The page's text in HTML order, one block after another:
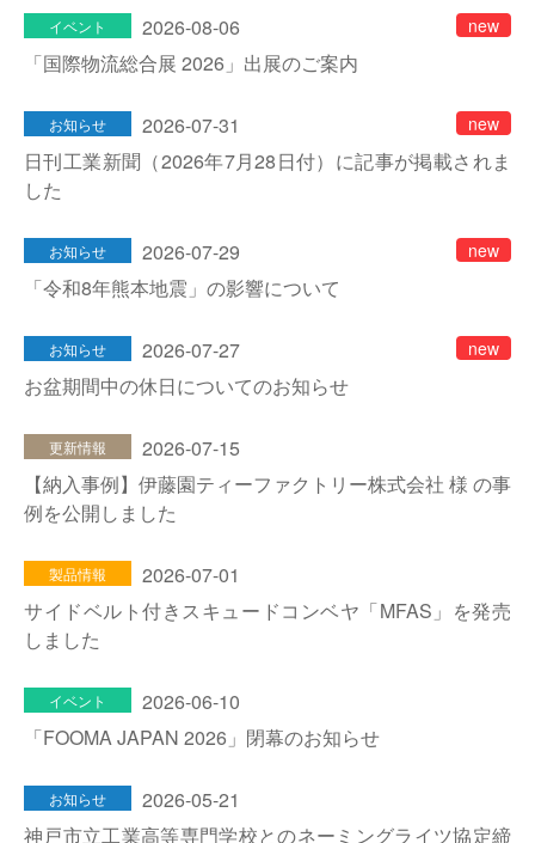
仕分けシステム
ピッキングシステム
保管システム
パレタイズ・デパレタイズシステム
バンニング・デバンニングシステム
周辺機器
食品
会社概要
オークラグループ
事業紹介
沿革
新着情報
物流用語集
プライバシーポリシー
サイトポリシー
イベント
2026-08-06
「国際物流総合展 2026」出展のご案内
new
お知らせ
2026-07-31
日刊工業新聞（2026年7月28日付）に記事が掲載されま
した
new
お知らせ
2026-07-29
「令和8年熊本地震」の影響について
new
お知らせ
2026-07-27
お盆期間中の休日についてのお知らせ
new
更新情報
2026-07-15
【納入事例】伊藤園ティーファクトリー株式会社 様 の事
例を公開しました
製品情報
2026-07-01
サイドベルト付きスキュードコンベヤ「MFAS」を発売
しました
イベント
2026-06-10
「FOOMA JAPAN 2026」閉幕のお知らせ
お知らせ
2026-05-21
神戸市立工業高等専門学校とのネーミングライツ協定締